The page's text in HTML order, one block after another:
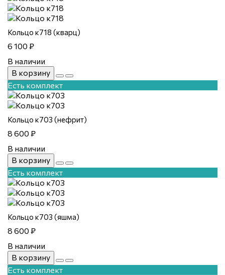
Кольцо к718 (кварц)
6 100 ₽
В наличии
В корзину
Есть комплект
Кольцо к703 (нефрит)
8 600 ₽
В наличии
В корзину
Есть комплект
Кольцо к703 (яшма)
8 600 ₽
В наличии
В корзину
Есть комплект